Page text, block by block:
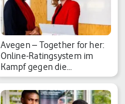
Avegen – Together for her:
Online-Ratingsystem im
Kampf gegen die…